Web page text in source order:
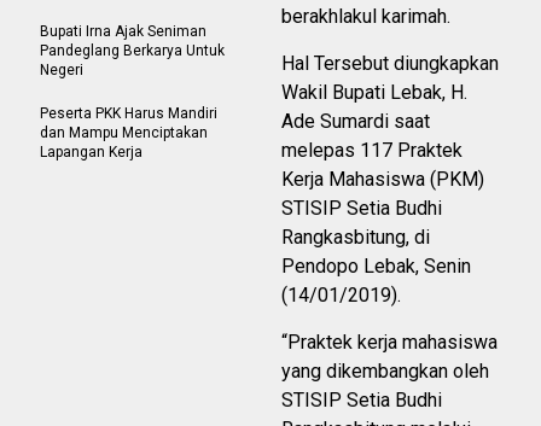
berakhlakul karimah.
Hal Tersebut diungkapkan
Wakil Bupati Lebak, H.
Ade Sumardi saat
melepas 117 Praktek
Kerja Mahasiswa (PKM)
STISIP Setia Budhi
Rangkasbitung, di
Pendopo Lebak, Senin
(14/01/2019).
“Praktek kerja mahasiswa
yang dikembangkan oleh
STISIP Setia Budhi
Bupati Irna Ajak Seniman
Pandeglang Berkarya Untuk
Negeri
Peserta PKK Harus Mandiri
dan Mampu Menciptakan
Lapangan Kerja